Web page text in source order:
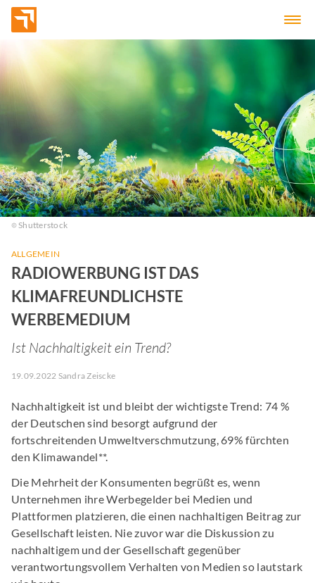
Shutterstock
ALLGEMEIN
RADIOWERBUNG IST DAS
KLIMAFREUNDLICHSTE
WERBEMEDIUM
Ist Nachhaltigkeit ein Trend?
19.09.2022 Sandra Zeiscke
Nachhaltigkeit ist und bleibt der wichtigste Trend: 74 %
der Deutschen sind besorgt aufgrund der
fortschreitenden Umweltverschmutzung, 69% fürchten
den Klimawandel**.
Die Mehrheit der Konsumenten begrüßt es, wenn
Unternehmen ihre Werbegelder bei Medien und
Plattformen platzieren, die einen nachhaltigen Beitrag zur
Gesellschaft leisten. Nie zuvor war die Diskussion zu
nachhaltigem und der Gesellschaft gegenüber
verantwortungsvollem Verhalten von Medien so lautstark